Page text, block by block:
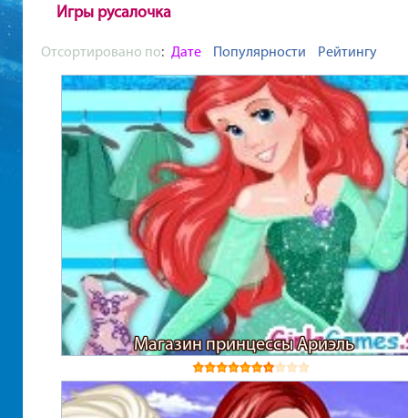
Игры русалочка
Отсортировано по: Дате Популярности Рейтингу
Магазин принцессы Ариэль